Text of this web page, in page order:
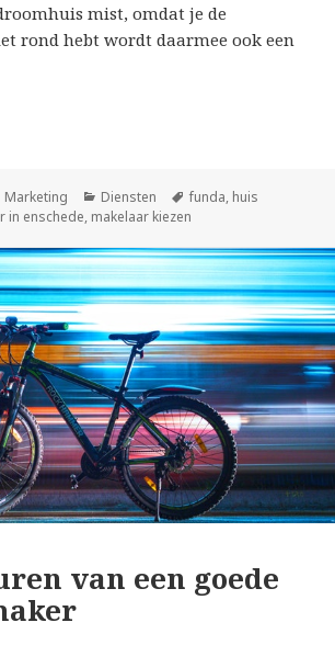
mist, omdat je de
rond hebt wordt daarmee ook een
Auteur
Marketing Categorieën
Diensten Tags
funda, huis
in enschede, makelaar kiezen
van een goede